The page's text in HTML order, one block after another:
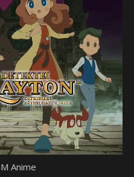
Anime